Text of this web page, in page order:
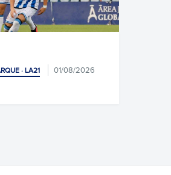
DANI JARQUE · LA21 27/07/2026